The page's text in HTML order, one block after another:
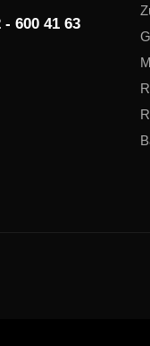
- 600 41 63